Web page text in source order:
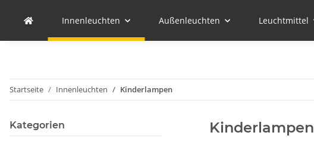
Innenleuchten Außenleuchten Leuchtmittel
Startseite Innenleuchten Kinderlampen
Kinderlampen
Kategorien